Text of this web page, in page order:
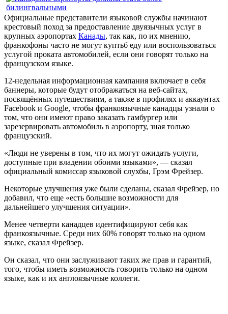
Официальные представители языковой службы начинают
крестовый поход за предоставление двуязычных услуг в
крупных аэропортах Канады, так как, по их мнению,
франкофоны часто не могут куптьб еду или воспользоваться
услугой проката автомобилей, если они говорят только на
французском языке.
12-недельная информационная кампания включает в себя
баннеры, которые будут отображаться на веб-сайтах,
посвящённых путешествиям, а также в профилях и аккаунтах
Facebook и Google, чтобы франкоязычные канадцы узнали о
том, что они имеют право заказать гамбургер или
зарезервировать автомобиль в аэропорту, зная только
французский.
«Люди не уверены в том, что их могут ожидать услуги,
доступные при владении обоими языками», — сказал
официальный комиссар языковой слухбы, Грэм Фрейзер.
Некоторые улучшения уже были сделаны, сказал Фрейзер, но
добавил, что еще «есть большие возможности для
дальнейшего улучшения ситуации».
Менее четверти канадцев идентифицируют себя как
франкоязычные. Среди них 60% говорят только на одном
языке, сказал Фрейзер.
Он сказал, что они заслуживают таких же прав и гарантий,
того, чтобы иметь возможность говорить только на одном
языке, как и их англоязычные коллеги.